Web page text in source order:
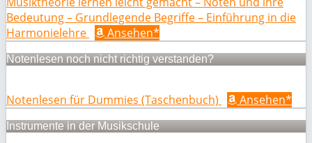
Bedeutung – Grundlegende Begriffe – Einführung in die
Harmonielehre
Ansehen*
Notenlesen noch nicht richtig verstanden?
Notenlesen für Dummies (Taschenbuch) Ansehen*
Instrumente in der Musikschule